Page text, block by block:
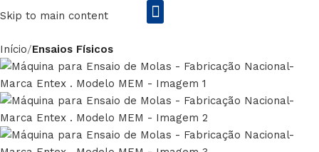
Skip to main content
Início Ensaios Físicos